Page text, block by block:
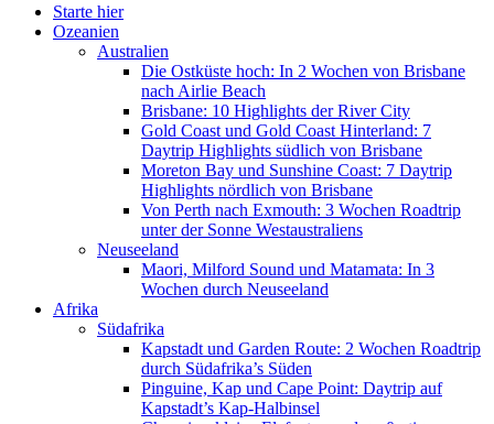
Starte hier
Ozeanien
Australien
Die Ostküste hoch: In 2 Wochen von Brisbane
nach Airlie Beach
Brisbane: 10 Highlights der River City
Gold Coast und Gold Coast Hinterland: 7
Daytrip Highlights südlich von Brisbane
Moreton Bay und Sunshine Coast: 7 Daytrip
Highlights nördlich von Brisbane
Von Perth nach Exmouth: 3 Wochen Roadtrip
unter der Sonne Westaustraliens
Neuseeland
Maori, Milford Sound und Matamata: In 3
Wochen durch Neuseeland
Afrika
Südafrika
Kapstadt und Garden Route: 2 Wochen Roadtrip
durch Südafrika’s Süden
Pinguine, Kap und Cape Point: Daytrip auf
Kapstadt’s Kap-Halbinsel